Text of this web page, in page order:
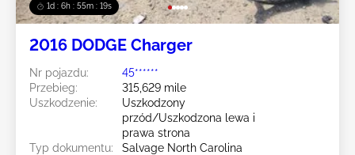
1d : 6h : 55m : 16s
2016 DODGE Charger
Nr pojazdu:
45******
Przebieg:
315,629 mile
Uszkodzenie:
Uszkodzony
przód/Uszkodzona lewa i
prawa strona
Typ dokumentu:
Salvage North Carolina